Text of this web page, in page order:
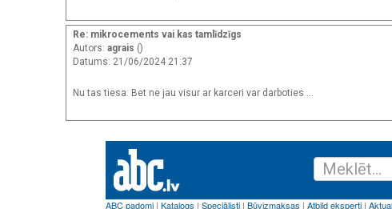
Re: mikrocements vai kas tamlīdzīgs
Autors: agrais ()
Datums: 21/06/2024 21:37
Nu tas tiesa. Bet ne jau visur ar karceri var darboties ...